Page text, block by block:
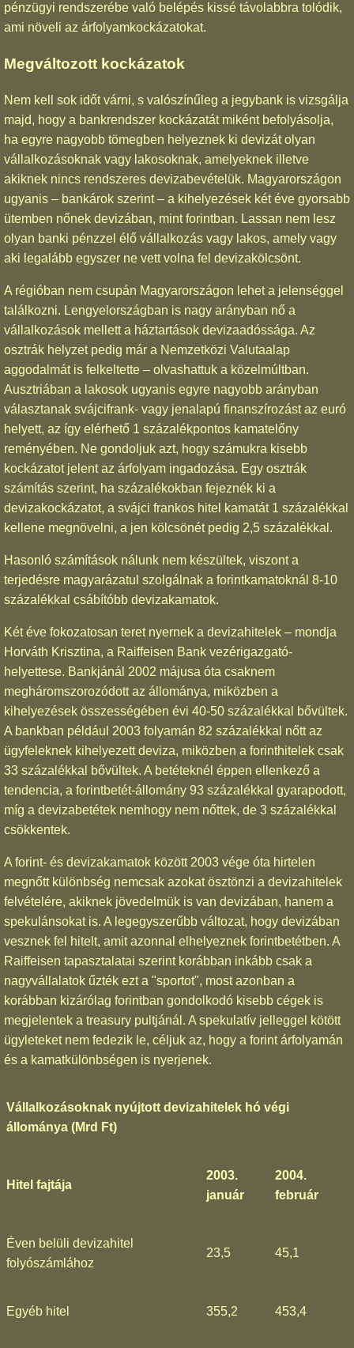
pénzügyi rendszerébe való belépés kissé távolabbra tolódik,
ami növeli az árfolyamkockázatokat.
Megváltozott kockázatok
Nem kell sok időt várni, s valószínűleg a jegybank is vizsgálja
majd, hogy a bankrendszer kockázatát miként befolyásolja,
ha egyre nagyobb tömegben helyeznek ki devizát olyan
vállalkozásoknak vagy lakosoknak, amelyeknek illetve
akiknek nincs rendszeres devizabevételük. Magyarországon
ugyanis – bankárok szerint – a kihelyezések két éve gyorsabb
ütemben nőnek devizában, mint forintban. Lassan nem lesz
olyan banki pénzzel élő vállalkozás vagy lakos, amely vagy
aki legalább egyszer ne vett volna fel devizakölcsönt.
A régióban nem csupán Magyarországon lehet a jelenséggel
találkozni. Lengyelországban is nagy arányban nő a
vállalkozások mellett a háztartások devizaadóssága. Az
osztrák helyzet pedig már a Nemzetközi Valutaalap
aggodalmát is felkeltette – olvashattuk a közelmúltban.
Ausztriában a lakosok ugyanis egyre nagyobb arányban
választanak svájcifrank- vagy jenalapú finanszírozást az euró
helyett, az így elérhető 1 százalékpontos kamatelőny
reményében. Ne gondoljuk azt, hogy számukra kisebb
kockázatot jelent az árfolyam ingadozása. Egy osztrák
számítás szerint, ha százalékokban fejeznék ki a
devizakockázatot, a svájci frankos hitel kamatát 1 százalékkal
kellene megnövelni, a jen kölcsönét pedig 2,5 százalékkal.
Hasonló számítások nálunk nem készültek, viszont a
terjedésre magyarázatul szolgálnak a forintkamatoknál 8-10
százalékkal csábítóbb devizakamatok.
Két éve fokozatosan teret nyernek a devizahitelek – mondja
Horváth Krisztina, a Raiffeisen Bank vezérigazgató-
helyettese. Bankjánál 2002 májusa óta csaknem
megháromszorozódott az állománya, miközben a
kihelyezések összességében évi 40-50 százalékkal bővültek.
A bankban például 2003 folyamán 82 százalékkal nőtt az
ügyfeleknek kihelyezett deviza, miközben a forinthitelek csak
33 százalékkal bővültek. A betéteknél éppen ellenkező a
tendencia, a forintbetét-állomány 93 százalékkal gyarapodott,
míg a devizabetétek nemhogy nem nőttek, de 3 százalékkal
csökkentek.
A forint- és devizakamatok között 2003 vége óta hirtelen
megnőtt különbség nemcsak azokat ösztönzi a devizahitelek
felvételére, akiknek jövedelmük is van devizában, hanem a
spekulánsokat is. A legegyszerűbb változat, hogy devizában
vesznek fel hitelt, amit azonnal elhelyeznek forintbetétben. A
Raiffeisen tapasztalatai szerint korábban inkább csak a
nagyvállalatok űzték ezt a "sportot", most azonban a
korábban kizárólag forintban gondolkodó kisebb cégek is
megjelentek a treasury pultjánál. A spekulatív jelleggel kötött
ügyleteket nem fedezik le, céljuk az, hogy a forint árfolyamán
és a kamatkülönbségen is nyerjenek.
Vállalkozásoknak nyújtott devizahitelek hó végi
állománya (Mrd Ft)
Hitel fajtája
2003.
január
2004.
február
Éven belüli devizahitel
folyószámlához
23,5 45,1
Egyéb hitel 355,2 453,4